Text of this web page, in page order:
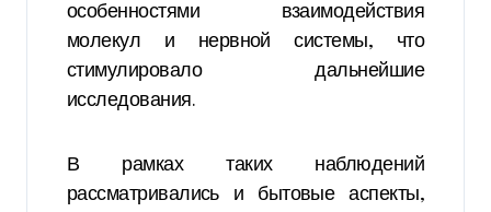
особенностями взаимодействия
молекул и нервной системы, что
стимулировало дальнейшие
исследования.
В рамках таких наблюдений
рассматривались и бытовые аспекты,